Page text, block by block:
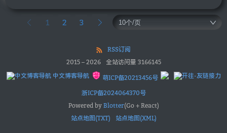
1 2 3
RSS订阅
2015– 2026 全站访问量 3166145
中文博客导航
萌ICP备20213456号
浙ICP备2024064370号
Powered by Blotter(Go + React)
站点地图(TXT)
站点地图(XML)